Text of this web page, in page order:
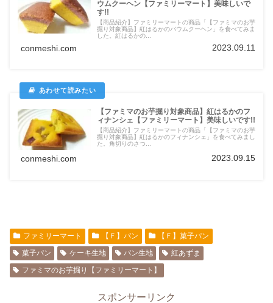
ウムクーヘン【ファミリーマート】美味しいで
す!!
【商品紹介】ファミリーマートの商品「【ファミマのお芋
掘り対象商品】紅はるかのバウムクーヘン」を食べてみま
した。紅はるかの...
conmeshi.com 2023.09.11
【ファミマのお芋掘り対象商品】紅はるかのフ
ィナンシェ【ファミリーマート】美味しいです!!
【商品紹介】ファミリーマートの商品「【ファミマのお芋
掘り対象商品】紅はるかのフィナンシェ」を食べてみまし
た。角切りのさつ...
conmeshi.com 2023.09.15
ファミリーマート 【Ｆ】パン
【Ｆ】菓子パン
菓子パン
ケーキ生地 パン生地
紅あずま
ファミマのお芋掘り【ファミリーマート】
スポンサーリンク